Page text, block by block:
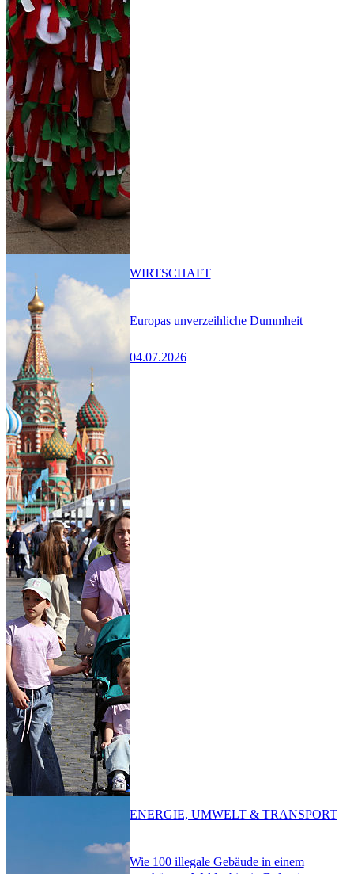
Europas unverzeihliche Dummheit
04.07.2026
WIRTSCHAFT
Wie 100 illegale Gebäude in einem
ENERGIE, UMWELT & TRANSPORT